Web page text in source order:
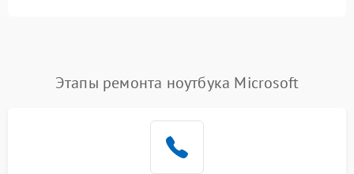
Этапы ремонта ноутбука Microsoft